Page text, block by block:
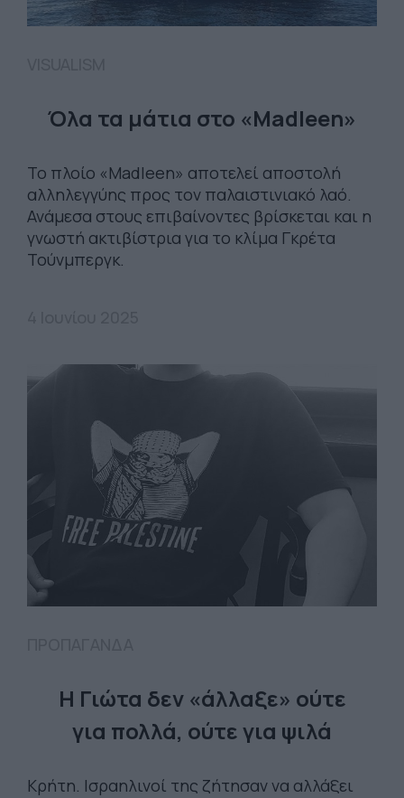
Όλα τα μάτια στο «Madleen»
Το πλοίο «Madleen» αποτελεί αποστολή
αλληλεγγύης προς τον παλαιστινιακό λαό.
Ανάμεσα στους επιβαίνοντες βρίσκεται και η
γνωστή ακτιβίστρια για το κλίμα Γκρέτα
Τούνμπεργκ.
Η Γιώτα δεν «άλλαξε» ούτε
για πολλά, ούτε για ψιλά
Κρήτη. Ισραηλινοί της ζήτησαν να αλλάξει